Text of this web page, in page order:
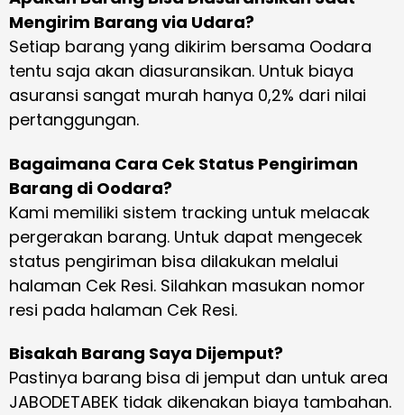
Mengirim Barang via Udara?
Setiap barang yang dikirim bersama Oodara
tentu saja akan diasuransikan. Untuk biaya
asuransi sangat murah hanya 0,2% dari nilai
pertanggungan.
Bagaimana Cara Cek Status Pengiriman
Barang di Oodara?
Kami memiliki sistem tracking untuk melacak
pergerakan barang. Untuk dapat mengecek
status pengiriman bisa dilakukan melalui
halaman Cek Resi. Silahkan masukan nomor
resi pada halaman Cek Resi.
Bisakah Barang Saya Dijemput?
Pastinya barang bisa di jemput dan untuk area
JABODETABEK tidak dikenakan biaya tambahan.